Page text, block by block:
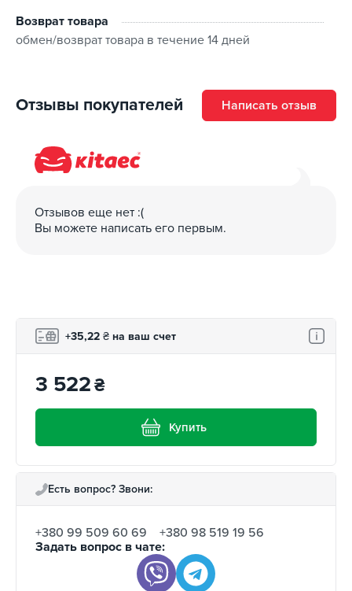
Возврат товара
обмен/возврат товара в течение 14 дней
Отзывы покупателей Написать отзыв
Отзывов еще нет :(
Вы можете написать его первым.
+35,22 ₴ на ваш счет
3 522₴
Купить
Есть вопрос? Звони:
+380 99 509 60 69
+380 98 519 19 56
Задать вопрос в чате: